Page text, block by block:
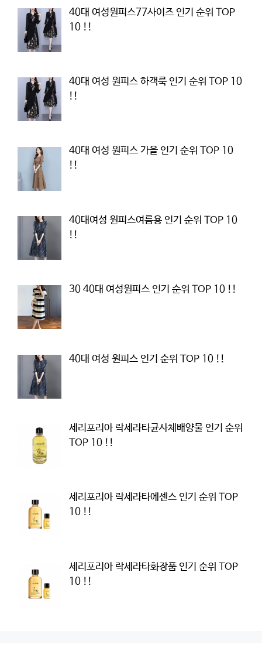
40대 여성원피스77사이즈 인기 순위 TOP
10 !!
40대 여성 원피스 하객룩 인기 순위 TOP 10
!!
40대 여성 원피스 가을 인기 순위 TOP 10
!!
40대여성 원피스여름용 인기 순위 TOP 10
!!
30 40대 여성원피스 인기 순위 TOP 10 !!
40대 여성 원피스 인기 순위 TOP 10 !!
세리포리아 락세라타균사체배양물 인기 순위
TOP 10 !!
세리포리아 락세라타에센스 인기 순위 TOP
10 !!
세리포리아 락세라타화장품 인기 순위 TOP
10 !!